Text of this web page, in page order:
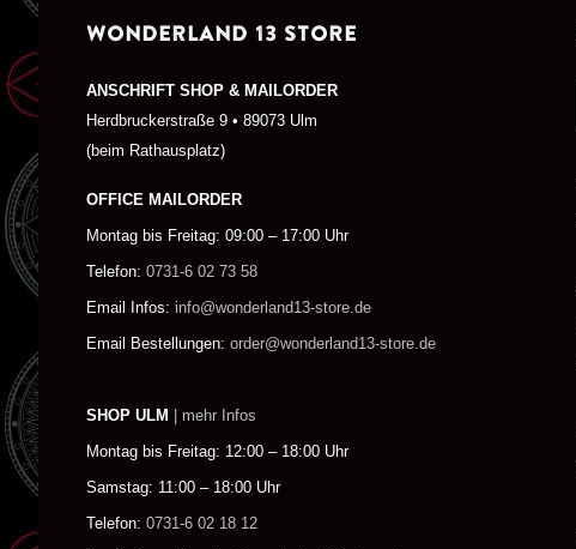
WONDERLAND 13 STORE
ANSCHRIFT SHOP & MAILORDER
Herdbruckerstraße 9 • 89073 Ulm
(beim Rathausplatz)
OFFICE MAILORDER
Montag bis Freitag: 09:00 – 17:00 Uhr
Telefon: 0731-6 02 73 58
Email Infos: info@wonderland13-store.de
Email Bestellungen: order@wonderland13-store.de
SHOP ULM | mehr Infos
Montag bis Freitag: 12:00 – 18:00 Uhr
Samstag: 11:00 – 18:00 Uhr
Telefon: 0731-6 02 18 12